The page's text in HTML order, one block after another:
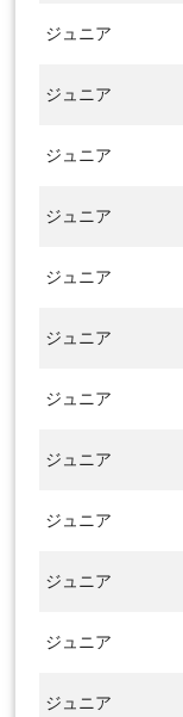
ジュニア
ジュニア
ジュニア
ジュニア
ジュニア
ジュニア
ジュニア
ジュニア
ジュニア
ジュニア
ジュニア
ジュニア